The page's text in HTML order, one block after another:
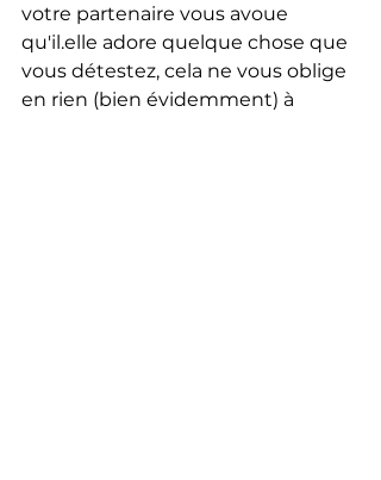
votre partenaire vous avoue
qu'il.elle adore quelque chose que
vous détestez, cela ne vous oblige
en rien (bien évidemment) à